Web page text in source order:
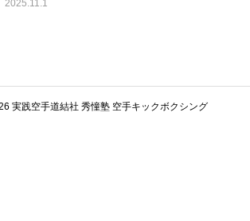
2025.11.1
実践空手道結社 秀憧塾 空手キックボクシング